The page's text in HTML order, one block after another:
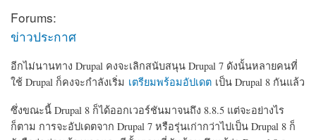
Forums:
ข่าวประกาศ
อีกไม่นานทาง Drupal คงจะเลิกสนับสนุน Drupal 7 ดังนั้นหลายคนที่
ใช้ Drupal ก็คงจะกำลังเริ่ม เตรียมพร้อมอัปเดต เป็น Drupal 8 กันแล้ว
ซึ่งขณะนี้ Drupal 8 ก็ได้ออกเวอร์ชันมาจนถึง 8.8.5 แต่จะอย่างไร
ก็ตาม การจะอัปเดตจาก Drupal 7 หรือรุ่นเก่ากว่าไปเป็น Drupal 8 ก็